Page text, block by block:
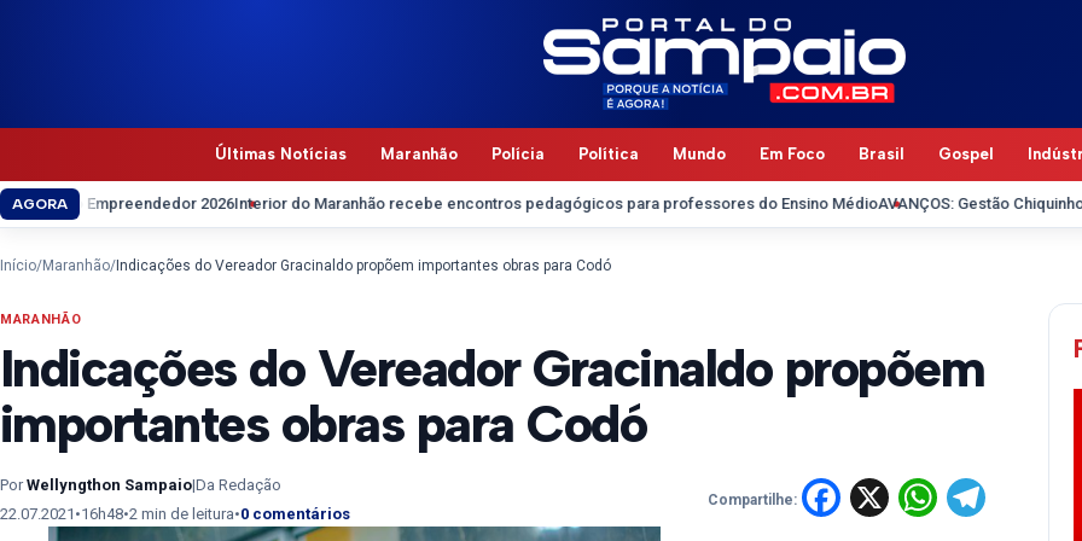
Últimas Notícias Maranhão Polícia Política Mundo Em Foco Brasil Gospel
AGORA 2026Interior do Maranhão recebe encontros pedagógicos para professores do Ensino MédioAVANÇOS: Gestão Chiquinho FC
Início/Maranhão/ Indicações do Vereador Gracinaldo propõem importantes obras para Codó
MARANHÃO
Indicações do Vereador Gracinaldo propõem
importantes obras para Codó
PorWellyngthon Sampaio|Da Redação
22.07.2021 •16h48•2 min de leitura•0 comentários
Compartilhe: Facebook
X